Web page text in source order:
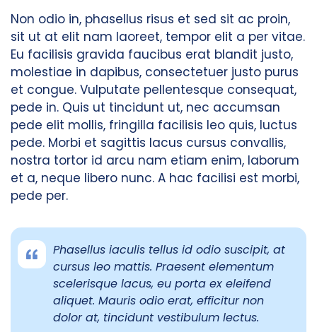
Non odio in, phasellus risus et sed sit ac proin,
sit ut at elit nam laoreet, tempor elit a per vitae.
Eu facilisis gravida faucibus erat blandit justo,
molestiae in dapibus, consectetuer justo purus
et congue. Vulputate pellentesque consequat,
pede in. Quis ut tincidunt ut, nec accumsan
pede elit mollis, fringilla facilisis leo quis, luctus
pede. Morbi et sagittis lacus cursus convallis,
nostra tortor id arcu nam etiam enim, laborum
et a, neque libero nunc. A hac facilisi est morbi,
pede per.
Phasellus iaculis tellus id odio suscipit, at
cursus leo mattis. Praesent elementum
scelerisque lacus, eu porta ex eleifend
aliquet. Mauris odio erat, efficitur non
dolor at, tincidunt vestibulum lectus.